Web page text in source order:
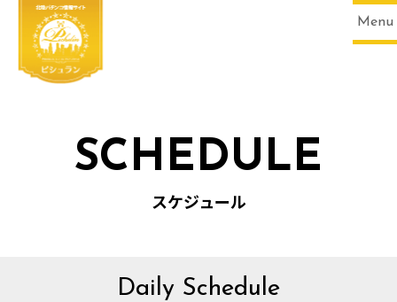
Menu
SCHEDULE
スケジュール
Daily Schedule